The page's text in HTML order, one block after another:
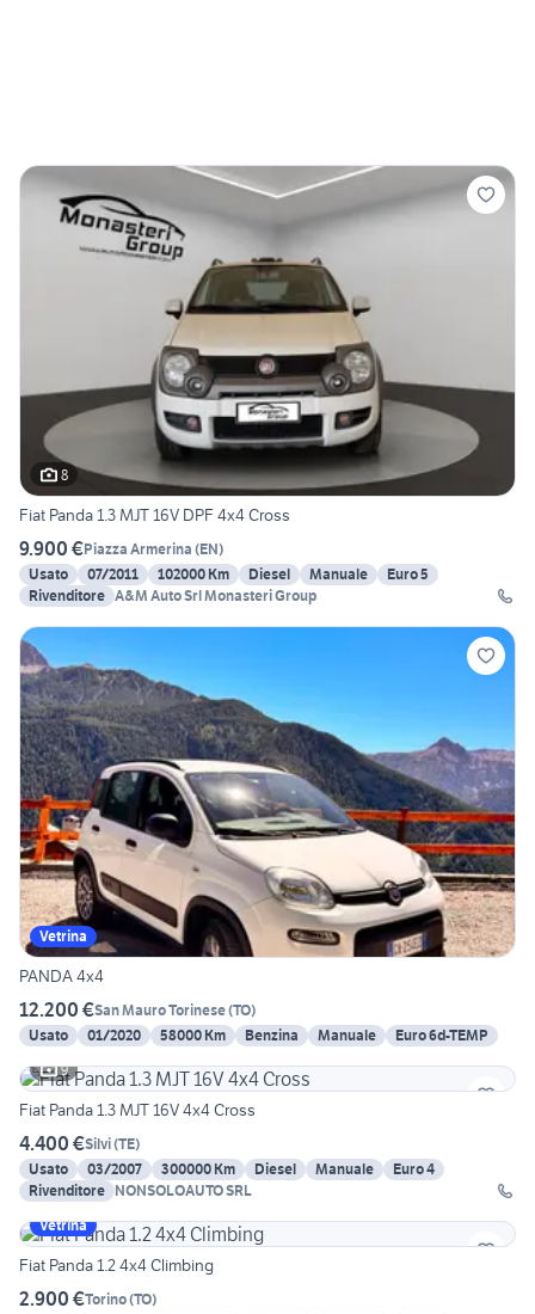
8
Fiat Panda 1.3 MJT 16V DPF 4x4 Cross
9.900 €Piazza Armerina (EN)
Usato
07/2011 102000 Km Diesel Manuale
Euro 5
Rivenditore A&M Auto Srl Monasteri Group
Vetrina
PANDA 4x4
12.200 €San Mauro Torinese(TO)
Usato
01/2020 58000 Km Benzina Manuale
Euro 6d-TEMP
9
Fiat Panda 1.3 MJT 16V 4x4 Cross
4.400 €Silvi(TE)
Usato
03/2007 300000 Km Diesel Manuale
Euro 4
Rivenditore NONSOLOAUTO SRL
Vetrina
Fiat Panda 1.2 4x4 Climbing
2.900 €Torino(TO)